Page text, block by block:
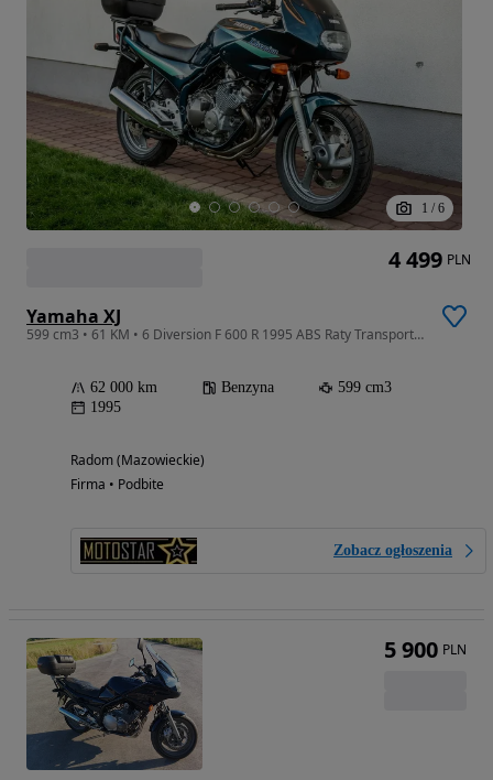
1 / 6
Yamaha XJ
599 cm3 • 61 KM • 6 Diversion F 600 R 1995 ABS Raty Transport Największy Wybór W PL
62 000 km Benzyna
599 cm3
1995
Radom (Mazowieckie)
Firma • Podbite
Zobacz ogłoszenia
4 499 PLN
5 900 PLN